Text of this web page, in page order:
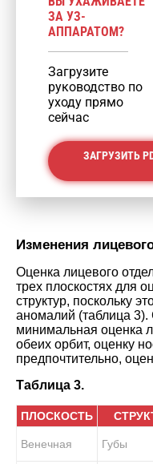
ЗА УЗ-
АППАРАТОМ?
Загрузите
руководство по
уходу прямо
сейчас
ЗАГРУЗИТЬ
Изменения
Оценка лицевого
трех плоскостях для
структур, поскольку
аномалий (таблица 3).
минимальная оценка
обеих орбит, оценку
предпочтительно,
Таблица 3.
ПЛОСКОСТЬ
Венечная Губы